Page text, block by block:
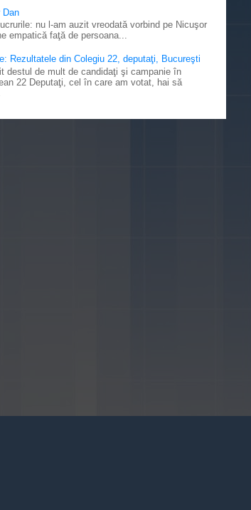
Dan
nu l-am auzit vreodată vorbind pe Nicuşor
empatică faţă de persoana...
Rezultatele din Colegiu 22, deputaţi, Bucureşti
destul de mult de candidaţi şi campanie în
22 Deputaţi, cel în care am votat, hai să